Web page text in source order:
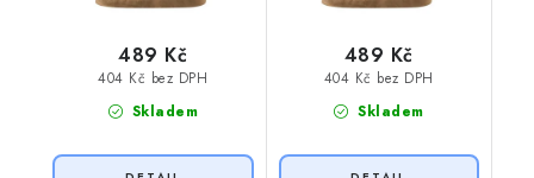
Skladem
404 Kč bez DPH
489 Kč
Skladem
404 Kč bez DPH
489 Kč